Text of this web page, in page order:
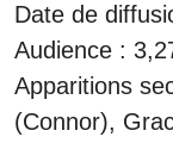
Date de
Audience :
Apparitions
(Connor),